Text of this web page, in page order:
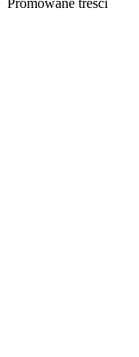
Promowane treści